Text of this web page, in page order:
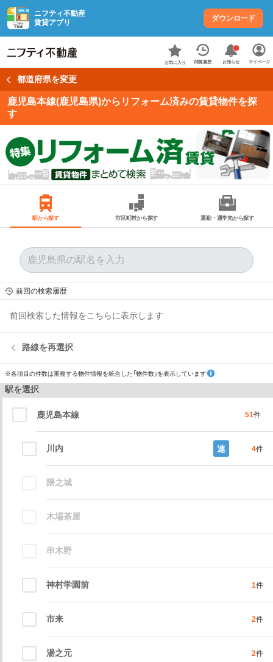
ニフティ不動産
賃貸アプリ
ダウンロード
お気に入り 閲覧履歴 お知らせ マイページ
都道府県を変更
鹿児島本線(鹿児島県)からリフォーム済みの賃貸物件を探
す
駅から探す 市区町村から探す 通勤・通学先から探す
前回の検索履歴
前回検索した情報をこちらに表示します
路線を再選択
※各項目の件数は重複する物件情報を統合した「物件数」を表示しています
駅を選択
鹿児島本線 51件
川内 連 4件
隈之城
木場茶屋
串木野
神村学園前 1件
市来 2件
湯之元 2件